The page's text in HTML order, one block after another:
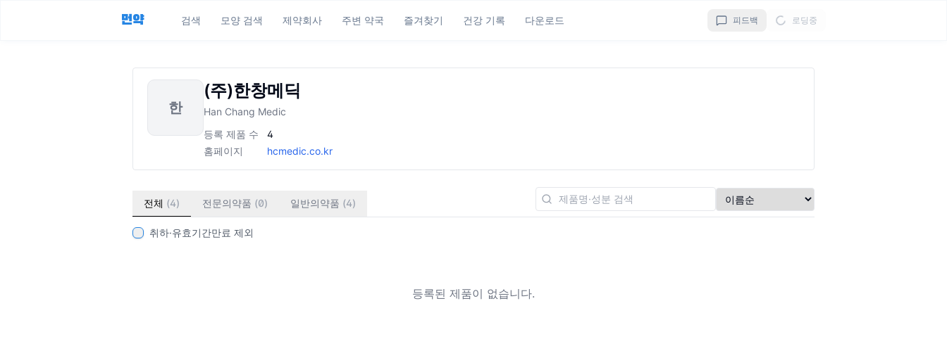
먼약 검색 모양 검색 제약회사 주변 약국 즐겨찾기 건강 기록 다운로드 피드백 로딩중
한
(주)한창메딕
Han Chang Medic
등록 제품 수
4
홈페이지
hcmedic.co.kr
전체 (4) 전문의약품 (0) 일반의약품 (4)
취하·유효기간만료 제외
등록된 제품이 없습니다.